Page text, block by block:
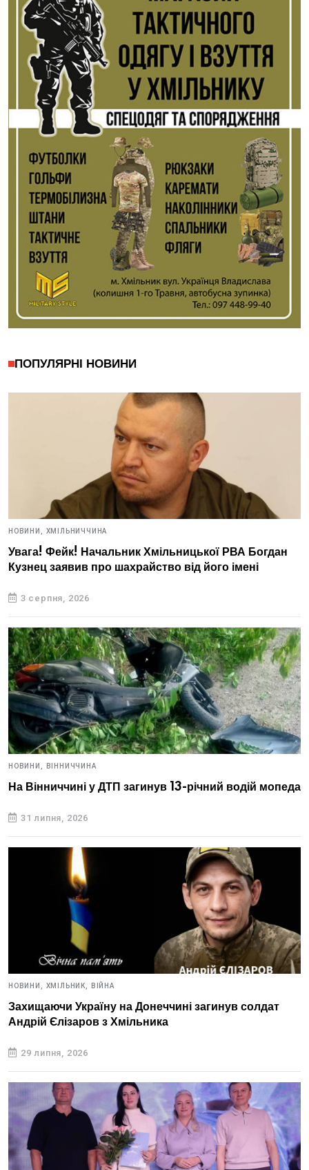
ПОПУЛЯРНІ НОВИНИ
НОВИНИ, ХМІЛЬНИЧЧИНА
Увага! Фейк! Начальник Хмільницької РВА Богдан
Кузнец заявив про шахрайство від його імені
3 серпня, 2026
НОВИНИ, ВІННИЧЧИНА
На Вінниччині у ДТП загинув 13-річний водій мопеда
31 липня, 2026
НОВИНИ, ХМІЛЬНИК, ВІЙНА
Захищаючи Україну на Донеччині загинув солдат
Андрій Єлізаров з Хмільника
29 липня, 2026